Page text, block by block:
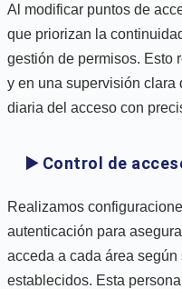
Al modificar puntos de
que priorizan la
gestión de permisos. Esto
y en una supervisión clara
diaria del acceso con
▶️ Control de
Realizamos
autenticación para
acceda a cada área
establecidos. Esta